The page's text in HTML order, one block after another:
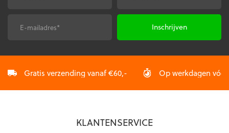
worden
de
worden
op
Gratis verzending vanaf €60,- Op werkdagen
KLANTENSERVICE